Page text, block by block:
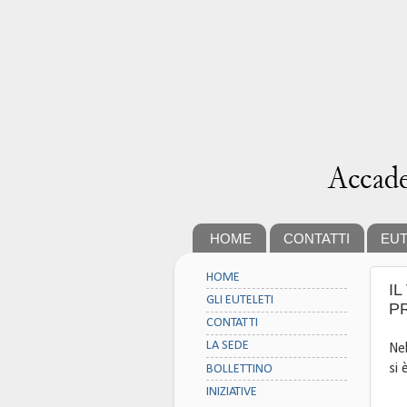
HOME CONTATTI
IL
si
HOME
GLI EUTELETI
CONTATTI
LA SEDE
BOLLETTINO
INIZIATIVE